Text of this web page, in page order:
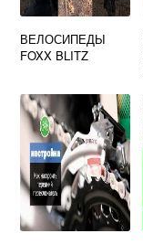
ВЕЛОСИПЕДЫ
FOXX BLITZ